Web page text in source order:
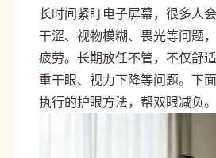
长时间紧盯电子屏幕，很多人
干涩、视物模糊、畏光等问题
疲劳。长期放任不管，不仅舒
重干眼、视力下降等问题。下
执行的护眼方法，帮双眼减负。